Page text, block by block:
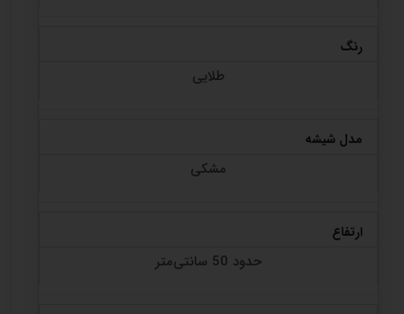
رنگ
طلایی
مدل شیشه
مشکی
ارتفاع
حدود 50 سانتی‌متر